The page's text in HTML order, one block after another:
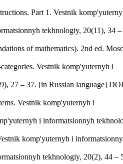
Part 1. Vestnik
tekhnologiy, 20(11), 34 –
of mathematics). 2nd ed.
Vestnik komp'yuternyh i
27 – 37. [in Russian language]
Vestnik komp'yuternyh i
i informatsionnyh
komp'yuternyh i
tekhnologiy, 20(2), 44 –